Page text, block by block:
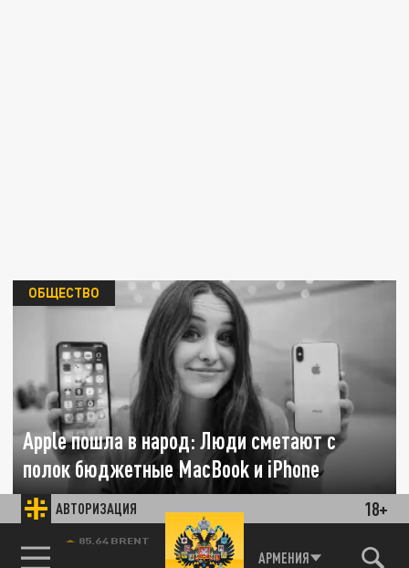
АВТОРИЗАЦИЯ 18+
АРМЕНИЯ
Apple пошла в народ: Люди сметают с
полок бюджетные MacBook и iPhone
ОБЩЕСТВО
15 ИЮНЯ 10:03
Новые модели оказались вдвое дешевле
среднего чека по рынку, а китайские